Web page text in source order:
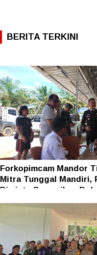
BERITA TERKINI
Forkopimcam Mandor
Mitra Tunggal Mandiri,
Diminta Sampaikan